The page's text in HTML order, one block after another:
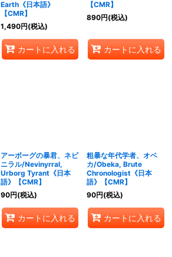
Earth《日本語》
【CMR】
1,490円(税込)
カートに入れる
【CMR】
890円(税込)
カートに入れる
アーボーグの暴君、ネビ
ニラル/Nevinyrral,
Urborg Tyrant《日本
語》【CMR】
90円(税込)
カートに入れる
粗暴な年代学者、オベ
カ/Obeka, Brute
Chronologist《日本
語》【CMR】
90円(税込)
カートに入れる